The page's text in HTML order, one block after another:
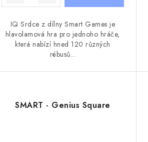
IQ Srdce z dílny Smart Games je
hlavolamová hra pro jednoho hráče,
která nabízí hned 120 různých
rébusů...
SMART - Genius Square